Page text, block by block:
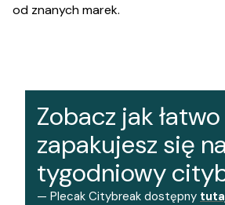
od znanych marek.
Zobacz jak łatwo
zapakujesz się na
tygodniowy
— Plecak Citybreak dostępny